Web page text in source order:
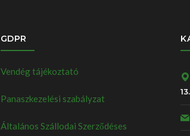
GDPR
Vendég tájékoztató
Panaszkezelési szabályzat
Általános Szállodai Szerződéses
13.